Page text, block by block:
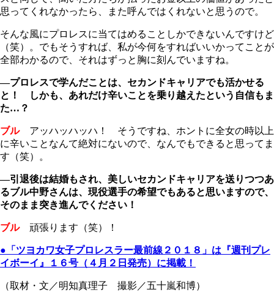
思ってくれなかったら、また呼んではくれないと思うので。
そんな風にプロレスに当てはめることしかできないんですけど
（笑）。でもそうすれば、私が今何をすればいいかってことが
全部わかるので、それはずっと胸に刻んでいますね。
―プロレスで学んだことは、セカンドキャリアでも活かせる
と！ しかも、あれだけ辛いことを乗り越えたという自信もま
た…？
ブルアッハッハッハ！ そうですね、ホントに全女の時以上
に辛いことなんて絶対にないので、なんでもできると思ってま
す（笑）。
―引退後は結婚もされ、美しいセカンドキャリアを送りつつあ
るブル中野さんは、現役選手の希望でもあると思いますので、
そのまま突き進んでください！
ブル 頑張ります（笑）！
●「ツヨカワ女子プロレスラー最前線２０１８」は『週刊プレ
イボーイ』１６号（４月２日発売）に掲載！
（取材・文／明知真理子 撮影／五十嵐和博）